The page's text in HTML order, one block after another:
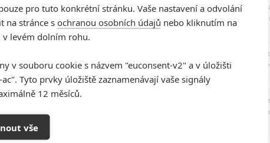
Dogs: Akční podívaná
obsadila hlavní
se točit
úspěšné videoherní série.
Děti krve a kostí:
akční fantasy
Spider-Man: Zbrusu
máme čekat
1
Velké preview:
maximálně nabitým
pro tuto konkrétní stránku. Vaše nastavení a odvolání
na stránce s ochranou osobních údajů nebo kliknutím na
v levém dolním rohu.
v souboru cookie s názvem "euconsent-v2" a v úložišti
Tyto prvky úložiště zaznamenávají vaše signály
12 měsíců.
vše